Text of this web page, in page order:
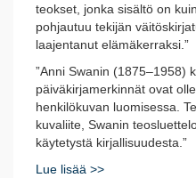
teokset, jonka sisältö on
pohjautuu tekijän
laajentanut elämäkerraksi.”
”Anni Swanin (1875–1958)
päiväkirjamerkinnät ovat
henkilökuvan luomisessa.
kuvaliite, Swanin
käytetystä kirjallisuudesta.”
Lue lisää >>